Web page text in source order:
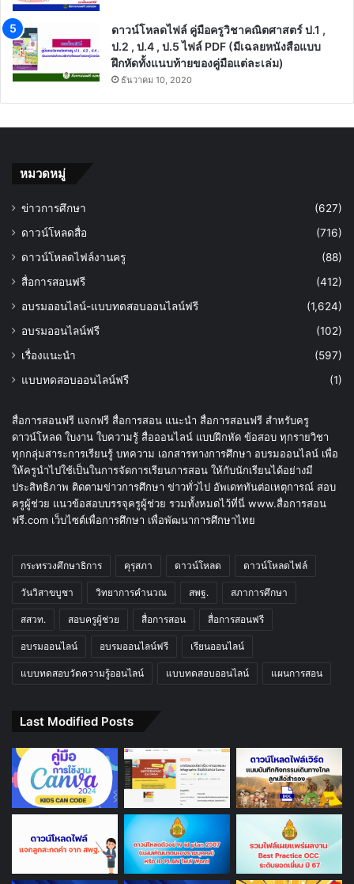
ดาวน์โหลดไฟล์ คู่มือครูวิชาคณิตศาสตร์ ป.1 ,
ป.2 , ป.4 , ป.5 ไฟล์ PDF (มีเฉลยหนังสือแบบ
ฝึกหัดทั้งแนบท้ายของคู่มือแต่ละเล่ม)
ธันวาคม 10, 2020
หมวดหมู่
ข่าวการศึกษา
(627)
ดาวน์โหลดสื่อ
(716)
ดาวน์โหลดไฟล์งานครู
(88)
สื่อการสอนฟรี
(412)
อบรมออนไลน์-แบบทดสอบออนไลน์ฟรี
(1,624)
อบรมออนไลน์ฟรี
(102)
เรื่องแนะนำ
(597)
แบบทดสอบออนไลน์ฟรี
(1)
สื่อการสอนฟรี แจกฟรี สื่อการสอน แนะนำ สื่อการสอนฟรี สำหรับครู
ดาวน์โหลด ใบงาน ใบความรู้ สื่อออนไลน์ แบบฝึกหัด ข้อสอบ ทุกรายวิชา
ทุกกลุ่มสาระการเรียนรู้ บทความ เอกสารทางการศึกษา อบรมออนไลน์ เพื่อ
ให้ครูนำไปใช้เป็นในการจัดการเรียนการสอน ให้กับนักเรียนได้อย่างมี
ประสิทธิภาพ ติดตามข่าวการศึกษา ข่าวทั่วไป อัพเดททันต่อเหตุการณ์ สอบ
ครูผู้ช่วย แนวข้อสอบบรรจุครูผู้ช่วย รวมทั้งหมดไว้ที่นี่ www.สื่อการสอน
ฟรี.com เว็บไซต์เพื่อการศึกษา เพื่อพัฒนาการศึกษาไทย
กระทรวงศึกษาธิการ คุรุสภา ดาวน์โหลด ดาวน์โหลดไฟล์
วันวิสาขบูชา วิทยาการคำนวณ สพฐ. สภาการศึกษา
สสวท. สอบครูผู้ช่วย สื่อการสอน สื่อการสอนฟรี
อบรมออนไลน์ อบรมออนไลน์ฟรี เรียนออนไลน์
แบบทดสอบวัดความรู้ออนไลน์ แบบทดสอบออนไลน์ แผนการสอน
Last Modified Posts